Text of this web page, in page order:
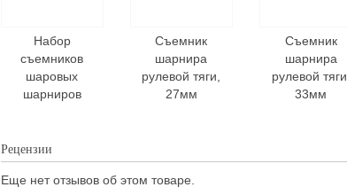
Набор
съемников
шаровых
шарниров
Съемник
шарнира
рулевой тяги,
27мм
Съемник
шарнира
рулевой тяги,
33мм
Рецензии
Еще нет отзывов об этом товаре.